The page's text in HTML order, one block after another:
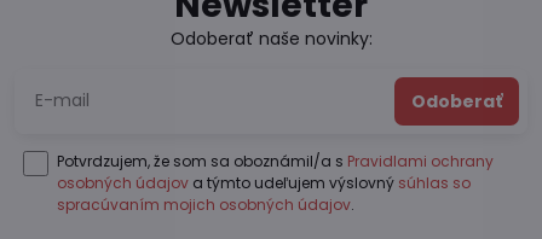
Odoberať naše novinky:
Odoberať
Potvrdzujem, že som sa oboznámil/a s Pravidlami ochrany
osobných údajov a týmto udeľujem výslovný súhlas so
spracúvaním mojich osobných údajov.